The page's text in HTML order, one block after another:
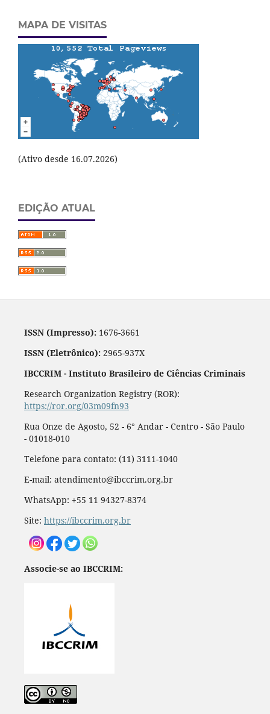
MAPA DE VISITAS
(Ativo desde 16.07.2026)
EDIÇÃO ATUAL
ISSN (Impresso):1676-3661
ISSN (Eletrônico):2965-937X
IBCCRIM - Instituto Brasileiro de Ciências Criminais
Research Organization Registry (ROR):
https://ror.org/03m09fn93
Rua Onze de Agosto, 52 - 6° Andar - Centro - São Paulo
- 01018-010
Telefone para contato: (11) 3111-1040
E-mail: atendimento@ibccrim.org.br
WhatsApp: +55 11 94327-8374
Site: https://ibccrim.org.br
Associe-se ao IBCCRIM: